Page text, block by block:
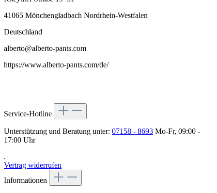
41065 Mönchengladbach Nordrhein-Westfalen
Deutschland
alberto@alberto-pants.com
https://www.alberto-pants.com/de/
Service-Hotline
Unterstützung und Beratung unter: 07158 - 8693 Mo-Fr, 09:00 -
17:00 Uhr
.
Vertrag widerrufen
Informationen